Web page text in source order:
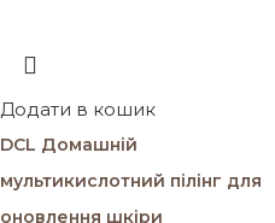
Додати в кошик
DCL Домашній
мультикислотний пілінг для
оновлення шкіри